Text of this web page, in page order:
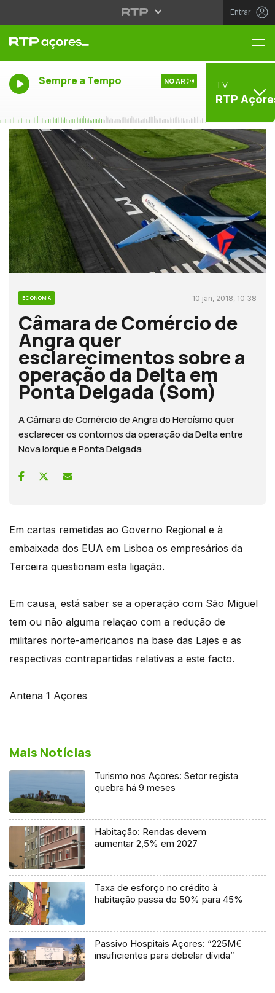
Entrar
Sempre a Tempo NO AR TV
RTP
ECONOMIA 10 jan, 2018, 10:38
Câmara de Comércio de
Angra quer
esclarecimentos sobre a
operação da Delta em
Ponta Delgada (Som)
A Câmara de Comércio de Angra do Heroísmo quer
esclarecer os contornos da operação da Delta entre
Nova Iorque e Ponta Delgada
Em cartas remetidas ao Governo Regional e à
embaixada dos EUA em Lisboa os empresários da
Terceira questionam esta ligação.
Em causa, está saber se a operação com São Miguel
tem ou não alguma relaçao com a redução de
militares norte-americanos na base das Lajes e as
respectivas contrapartidas relativas a este facto.
Antena 1 Açores
Mais Notícias
Turismo nos Açores: Setor regista
quebra há 9 meses
Habitação: Rendas devem
aumentar 2,5% em 2027
Taxa de esforço no crédito à
habitação passa de 50% para 45%
Passivo Hospitais Açores: “225M€
insuficientes para debelar dívida”